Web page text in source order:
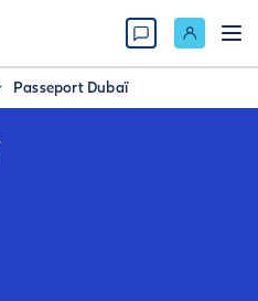
Passeport Dubaï